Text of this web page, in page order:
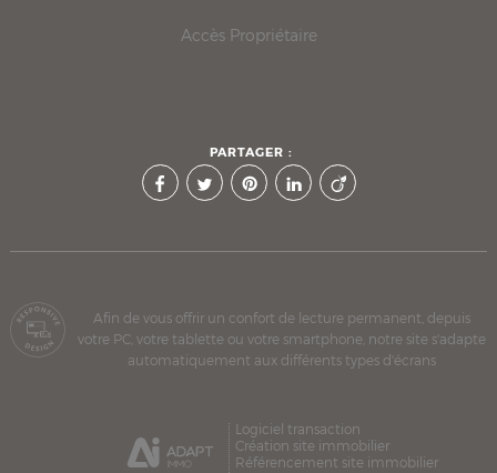
Accès Propriétaire
PARTAGER :
Afin de vous offrir un confort de lecture permanent, depuis
votre PC, votre tablette ou votre smartphone, notre site s'adapte
automatiquement aux différents types d'écrans
Logiciel transaction
Création site immobilier
Référencement site immobilier